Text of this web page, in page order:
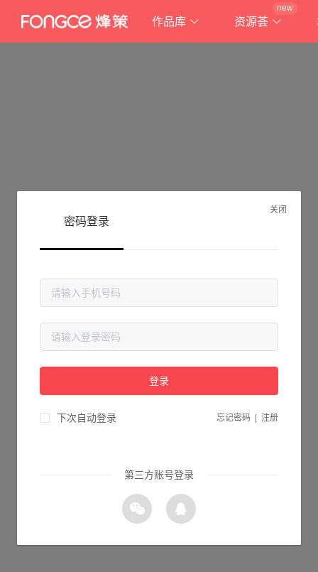
作品库 资源荟
new
抱歉!
请检查您输入的网址是否正确，或点击下面的按钮返回首页。
关闭
密码登录
登录
下次自动登录 忘记密码 注册
第三方账号登录